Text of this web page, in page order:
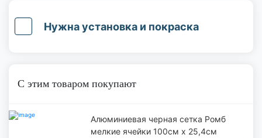
Нужна установка и покраска
С этим товаром покупают
Алюминиевая черная сетка Ромб
мелкие ячейки 100см х 25,4см